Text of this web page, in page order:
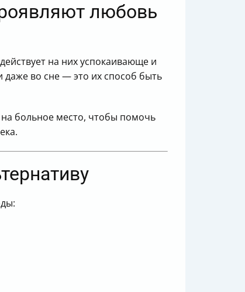
любовь
на них успокаивающе и
во сне — это их способ быть
больное место, чтобы помочь